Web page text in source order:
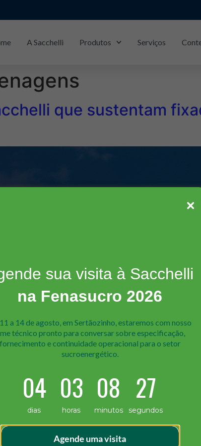
sua visita à Sacchelli
na Fenasucro 2026
a 14 de agosto, em Sertãozinho, estaremos com nosso
técnico pr onto para conversar sobre especificação,
fornecimento e continuidade operacional para o setor
sucroenergético.
04
dias
03
horas
08
minutos
26
segundos
Agende uma visita
A Sacchelli Produtos Serviços
que sustentam
estão entre as estruturas mais exigidas da
testam cada peça diariamente. O que
engrenagens, eixos, flanges […]